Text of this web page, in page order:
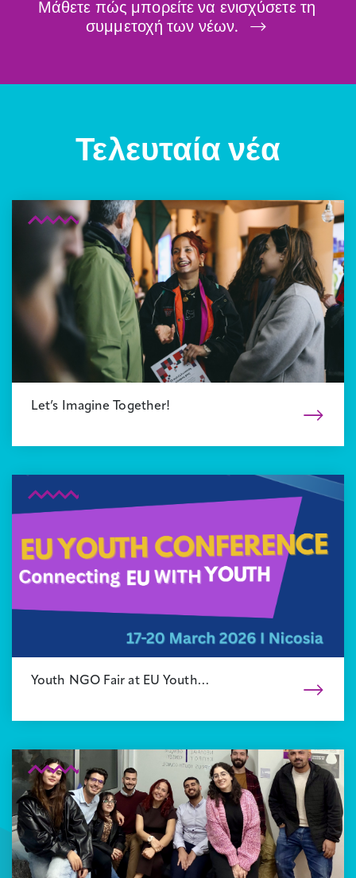
Μάθετε πώς μπορείτε να ενισχύσετε τη
συμμετοχή των νέων.
Τελευταία νέα
Let’s Imagine Together!
Youth NGO Fair at EU Youth…